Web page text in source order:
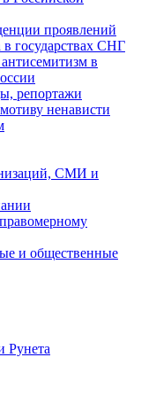
проявлений
в государствах СНГ
в
репортажи
ненависти
СМИ и
и общественные
Рунета